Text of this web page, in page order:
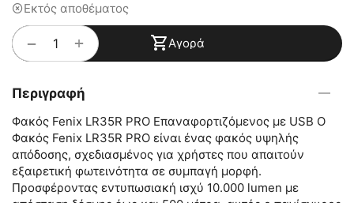
Εκτός αποθέματος
+
− Αγορά
Περιγραφή
Φακός Fenix LR35R PRO Επαναφορτιζόμενος με USB Ο
Φακός Fenix LR35R PRO είναι ένας φακός υψηλής
απόδοσης, σχεδιασμένος για χρήστες που απαιτούν
εξαιρετική φωτεινότητα σε συμπαγή μορφή.
Προσφέροντας εντυπωσιακή ισχύ 10.000 lumen με